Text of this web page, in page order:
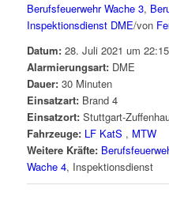
Berufsfeuerwehr Wache 3,
Inspektionsdienst DME/von
Datum:28. Juli 2021 um
Alarmierungsart:DME
Dauer:30 Minuten
Einsatzart:Brand 4
Einsatzort:Stuttgart-
Fahrzeuge: LF KatS , MTW
Weitere Kräfte:
Wache 4, Inspektionsdienst